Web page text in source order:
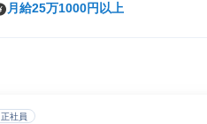
月給25万1000円以上
正社員